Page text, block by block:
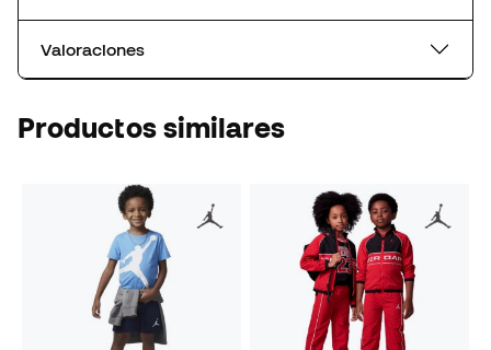
Valoraciones
Productos similares